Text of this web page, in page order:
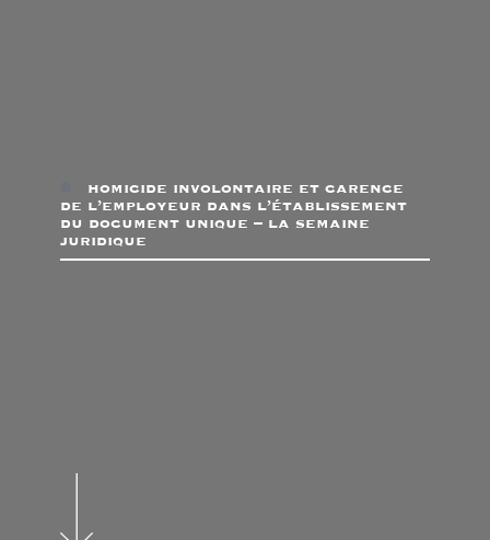
homicide involontaire et carence
de l’employeur dans l’établissement
du document unique – la semaine
juridique